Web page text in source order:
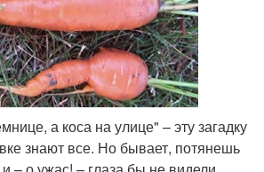
а коса на улице" – эту загадку
знают все. Но бывает, потянешь